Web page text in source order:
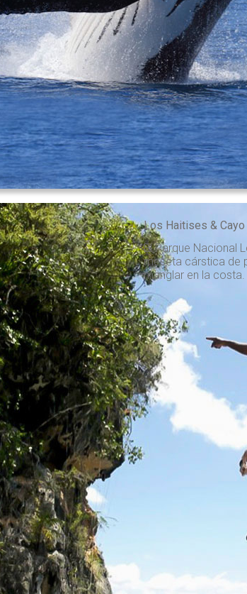
Los Haitises &
El Parque Nacional
meseta cárstica de
manglar en la